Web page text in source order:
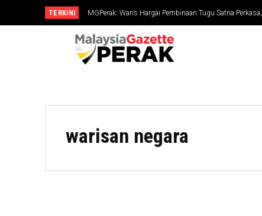
TERKINI
MGPerak: Waris Hargai Pembinaan Tugu Satria
Dikenang
warisan negara